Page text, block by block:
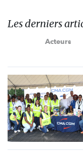
Les derniers
Acteurs